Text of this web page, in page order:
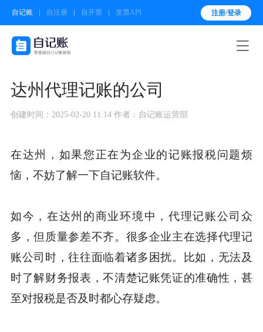
自记账 自注册 自开票 发票API 注册/登录

达州代理记账的公司
创建时间：2025-02-20 11:14 作者：自记账运营部
在达州，如果您正在为企业的记账报税问题烦
恼，不妨了解一下自记账软件。
如今，在达州的商业环境中，代理记账公司众
多，但质量参差不齐。很多企业主在选择代理记
账公司时，往往面临着诸多困扰。比如，无法及
时了解财务报表，不清楚记账凭证的准确性，甚
至对报税是否及时都心存疑虑。